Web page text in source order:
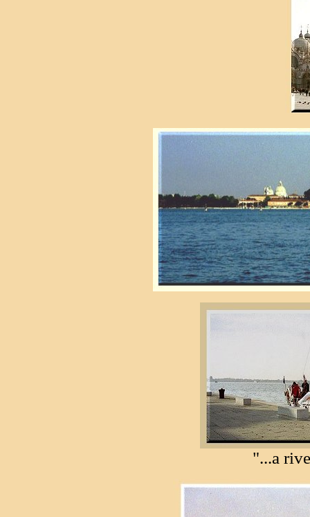
"...a